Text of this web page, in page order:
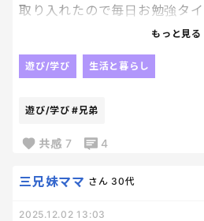
取り入れたので毎日お勉強タ
自分のお名前から覚えてもら
っかり覚えてます✨
気長に少しずつ覚えてもらえた
もっと見る
遊び/学び 生活と暮らし
遊び/学び #兄弟
共感 7 4
三兄妹ママ さん 30代
2025.12.02 13:03